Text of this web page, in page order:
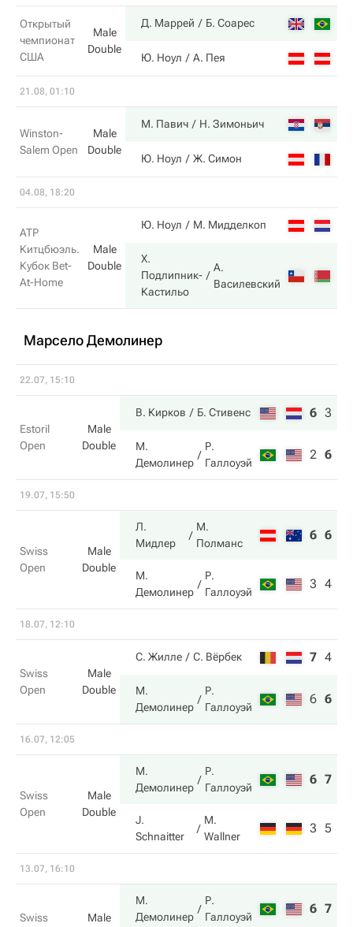
Открытый
чемпионат
США
Male
Double
Д. Маррей Б. Соарес
Ю. Ноул А. Пея
21.08, 01:10
Winston-
Salem Open
Male
Double
М. Павич Н. Зимоньич
Ю. Ноул Ж. Симон
04.08, 18:20
ATP
Китцбюэль.
Кубок Bet-
At-Home
Male
Double
Ю. Ноул М. Мидделкоп
Х.
Подлипник-
Кастильо
А.
Василевский
Марсело Демолинер
22.07, 15:10
Estoril
Open
Male
Double
В. Кирков Б. Стивенс 6 3
М.
Демолинер
Р.
Галлоуэй
2 6
19.07, 15:50
Swiss
Open
Male
Double
Л.
Мидлер
М.
Полманс
6 6
М.
Демолинер
Р.
Галлоуэй
3 4
18.07, 12:10
Swiss
Open
Male
Double
С. Жилле С. Вёрбек 7 4
М.
Демолинер
Р.
Галлоуэй
6 6
16.07, 12:05
Swiss
Open
Male
Double
М.
Демолинер
Р.
Галлоуэй
6 7
J.
Schnaitter
M.
Wallner
3 5
13.07, 16:10
Swiss
Male
М.
Демолинер
Р.
Галлоуэй
6 7